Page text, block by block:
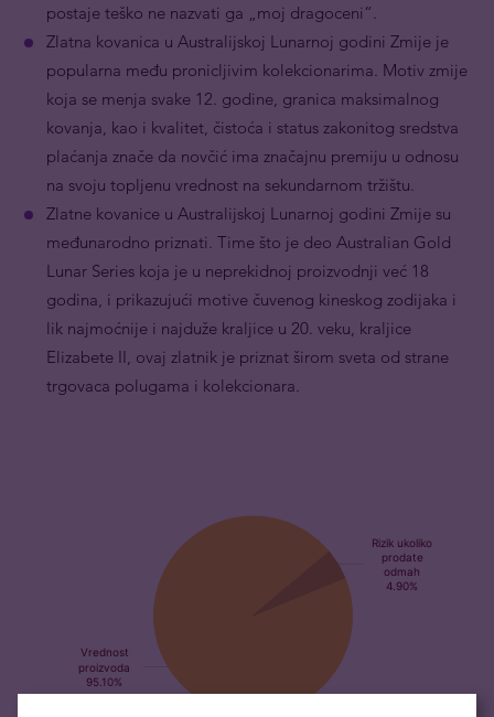
postaje teško ne nazvati ga „moj dragoceni“.
Zlatna kovanica u Australijskoj Lunarnoj godini Zmije je
popularna među pronicljivim kolekcionarima. Motiv zmije
koja se menja svake 12. godine, granica maksimalnog
kovanja, kao i kvalitet, čistoća i status zakonitog sredstva
plaćanja znače da novčić ima značajnu premiju u odnosu
na svoju topljenu vrednost na sekundarnom tržištu.
Zlatne kovanice u Australijskoj Lunarnoj godini Zmije su
međunarodno priznati. Time što je deo Australian Gold
Lunar Series koja je u neprekidnoj proizvodnji već 18
godina, i prikazujući motive čuvenog kineskog zodijaka i
lik najmoćnije i najduže kraljice u 20. veku, kraljice
Elizabete II, ovaj zlatnik je priznat širom sveta od strane
trgovaca polugama i kolekcionara.